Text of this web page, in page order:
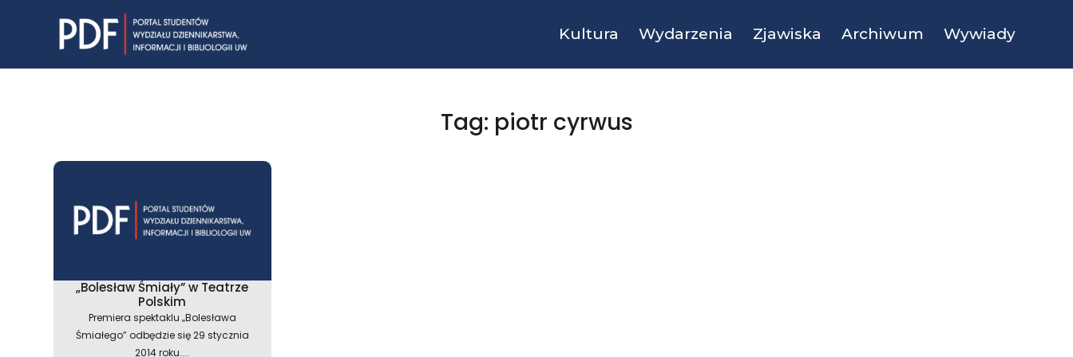
Kultura Wydarzenia Zjawiska Archiwum Wywiady
Tag: piotr cyrwus
„Bolesław Śmiały” w Teatrze
Polskim
Premiera spektaklu „Bolesława
Śmiałego” odbędzie się 29 stycznia
2014 roku....